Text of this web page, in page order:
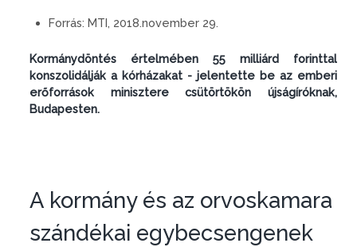
Forrás: MTI, 2018.november 29.
Kormánydöntés értelmében 55 milliárd forinttal
konszolidálják a kórházakat - jelentette be az emberi
erőforrások minisztere csütörtökön újságíróknak,
Budapesten.
A kormány és az orvoskamara
szándékai egybecsengenek